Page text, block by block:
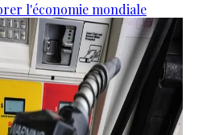
l'économie mondiale